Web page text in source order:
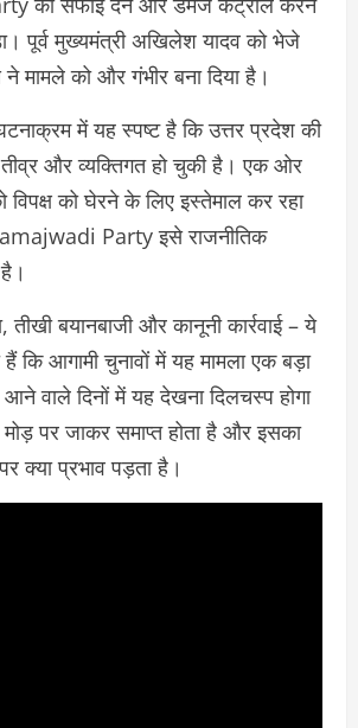
पूर्व मुख्यमंत्री अखिलेश यादव को भेजे
ने मामले को और गंभीर बना दिया है।
में यह स्पष्ट है कि उत्तर प्रदेश की
और व्यक्तिगत हो चुकी है। एक ओर
विपक्ष को घेरने के लिए इस्तेमाल कर रहा
Party इसे राजनीतिक
तीखी बयानबाजी और कानूनी कार्रवाई – ये
हैं कि आगामी चुनावों में यह मामला एक बड़ा
वाले दिनों में यह देखना दिलचस्प होगा
पर जाकर समाप्त होता है और इसका
क्या प्रभाव पड़ता है।